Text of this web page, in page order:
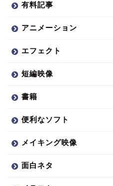
有料記事
アニメーション
エフェクト
短編映像
書籍
便利なソフト
メイキング映像
面白ネタ